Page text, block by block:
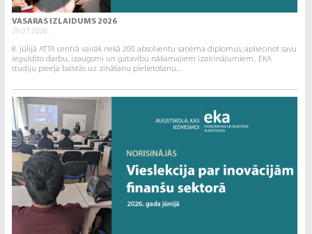
VASARAS IZLAIDUMS 2026
29.07.2026.
8. jūlijā ATTA centrā vairāk nekā 200 absolventu saņēma diplomus, apliecinot savu
ieguldīto darbu, izaugsmi un gatavību nākamajiem izaicinājumiem.. EKA
studiju pieeja balstās uz zināšanu pielietošanu...